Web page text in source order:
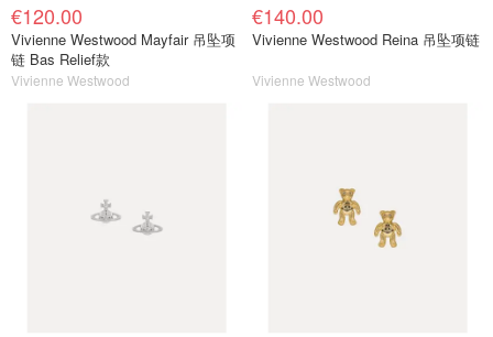
€120.00
Vivienne Westwood Mayfair 吊坠项
链 Bas Relief款
Vivienne Westwood
€140.00
Vivienne Westwood Reina 吊坠项链
Vivienne Westwood